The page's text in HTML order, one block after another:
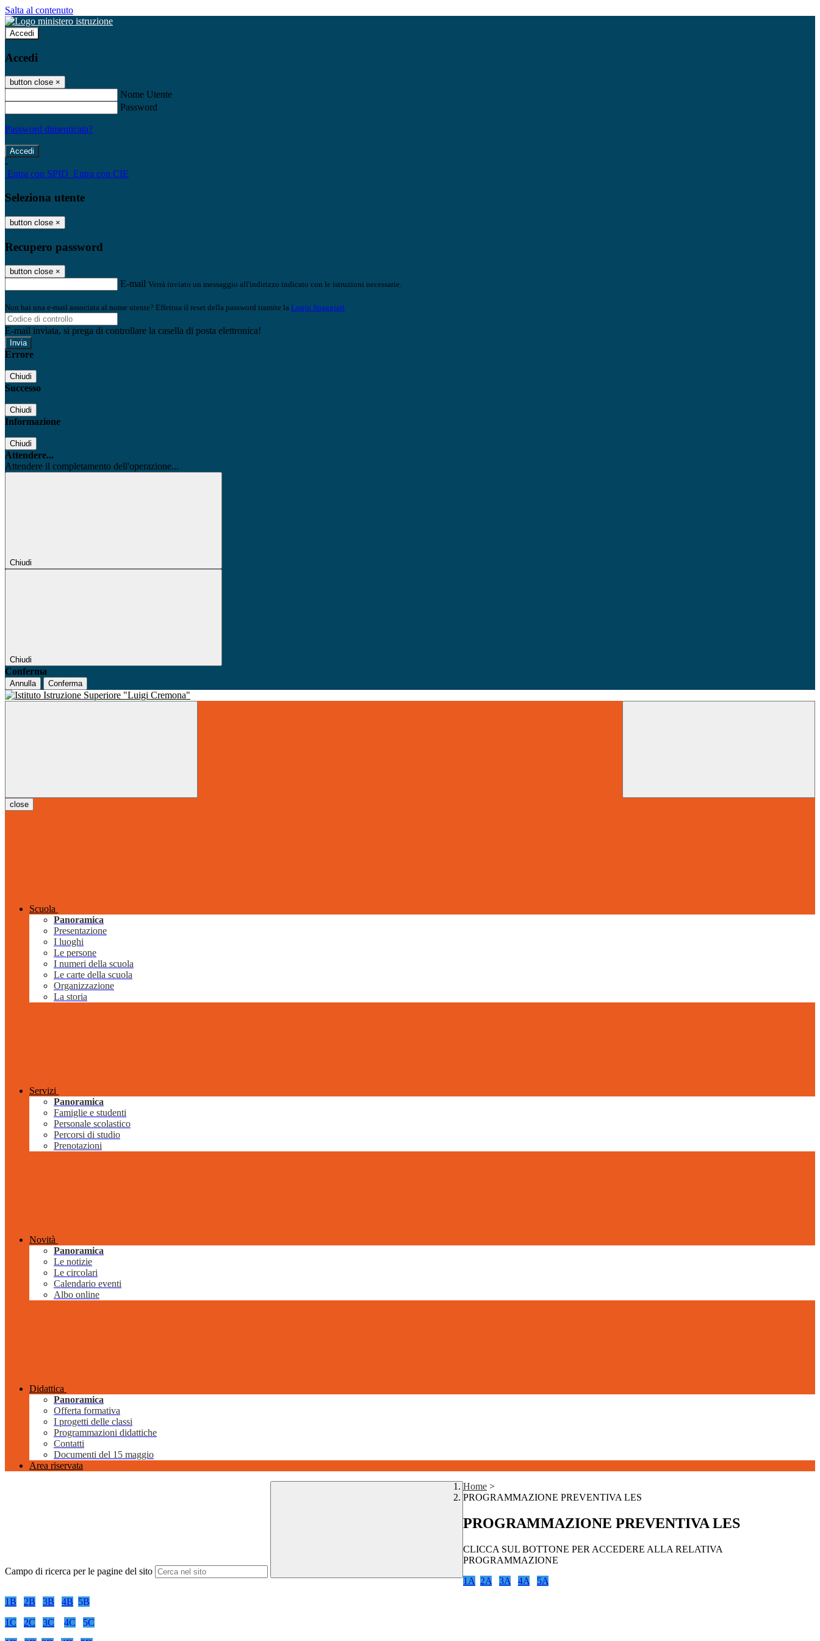
Salta al contenuto
Accedi
Accedi
button close ×
Nome Utente
Password
Password dimenticata?
-
Entra con SPID Entra con CIE
Seleziona utente
button close ×
Recupero password
button close ×
E-mail Verrà inviato un messaggio all'indirizzo indicato con le istruzioni necessarie.
Non hai una e-mail associata al nome utente? Effettua il reset della password tramite la Login Spaggiari
E-mail inviata, si prega di controllare la casella di posta elettronica!
Errore
Chiudi
Successo
Chiudi
Informazione
Chiudi
Attendere...
Attendere il completamento dell'operazione...
Chiudi
Chiudi
Conferma
Annulla Conferma
close
Scuola
Panoramica
Presentazione
I luoghi
Le persone
I numeri della scuola
Le carte della scuola
Organizzazione
La storia
Servizi
Panoramica
Famiglie e studenti
Personale scolastico
Percorsi di studio
Prenotazioni
Novità
Panoramica
Le notizie
Le circolari
Calendario eventi
Albo online
Didattica
Panoramica
Offerta formativa
I progetti delle classi
Programmazioni didattiche
Contatti
Documenti del 15 maggio
Area riservata
Campo di ricerca per le pagine del sito
Home >
PROGRAMMAZIONE PREVENTIVA LES
PROGRAMMAZIONE PREVENTIVA LES
CLICCA SUL BOTTONE PER ACCEDERE ALLA RELATIVA
PROGRAMMAZIONE
1A
2A 3A 4A
5A
1B
2B 3B 4B 5B
1C
2C 3C 4C
5C